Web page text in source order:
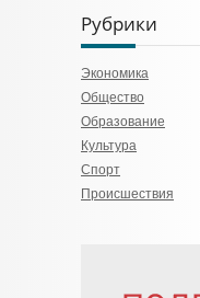
Рубрики
Экономика
Общество
Образование
Культура
Спорт
Происшествия